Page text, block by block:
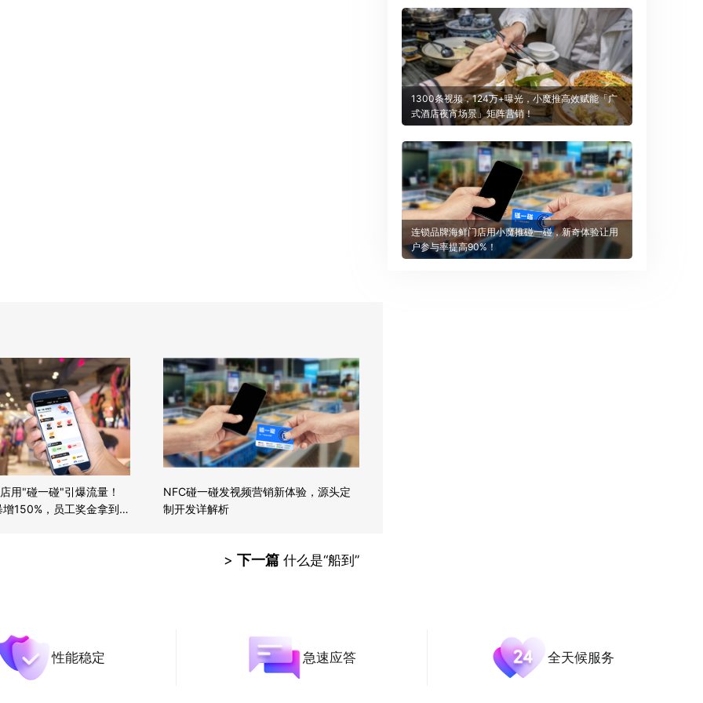
1300条视频，124万+曝光，小魔推高效赋能「广
式酒店夜宵场景」矩阵营销！
连锁品牌海鲜门店用小魔推碰一碰，新奇体验让用
户参与率提高90%！
用"碰一碰"引爆流量！
150%，员工奖金拿到手
NFC碰一碰发视频营销新体验，源头定
制开发详解析
> 下一篇 什么是“船到”
性能稳定 急速应答 全天候服务